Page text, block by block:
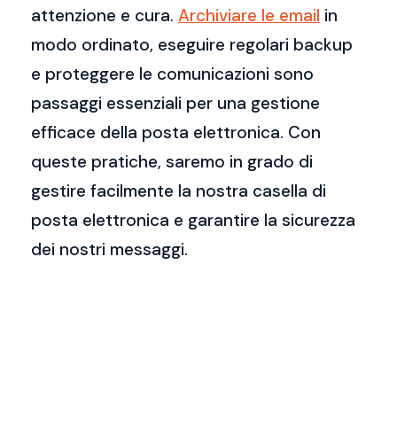
attenzione e cura. Archiviare le email in
modo ordinato, eseguire regolari backup
e proteggere le comunicazioni sono
passaggi essenziali per una gestione
efficace della posta elettronica. Con
queste pratiche, saremo in grado di
gestire facilmente la nostra casella di
posta elettronica e garantire la sicurezza
dei nostri messaggi.